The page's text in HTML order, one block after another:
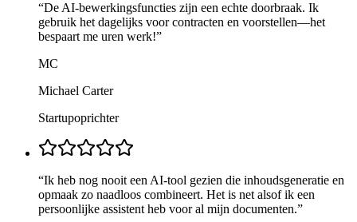
“De AI-bewerkingsfuncties zijn een echte doorbraak. Ik
gebruik het dagelijks voor contracten en voorstellen—het
bespaart me uren werk!”
MC
Michael Carter
Startupoprichter
“Ik heb nog nooit een AI-tool gezien die inhoudsgeneratie en
opmaak zo naadloos combineert. Het is net alsof ik een
persoonlijke assistent heb voor al mijn documenten.”